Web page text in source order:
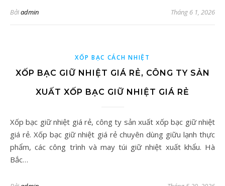
Bởiadmin Tháng 6 1, 2026
XỐP BẠC CÁCH NHIỆT
XỐP BẠC GIỮ NHIỆT GIÁ RẺ, CÔNG TY SẢN
XUẤT XỐP BẠC GIỮ NHIỆT GIÁ RẺ
Xốp bạc giữ nhiệt giá rẻ, công ty sản xuất xốp bạc giữ nhiệt
giá rẻ. Xốp bạc giữ nhiệt giá rẻ chuyên dùng giữu lạnh thực
phẩm, các công trình và may túi giữ nhiệt xuất khẩu. Hà
Bắc…